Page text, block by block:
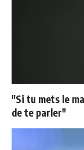
"Si tu mets le
de te parler"